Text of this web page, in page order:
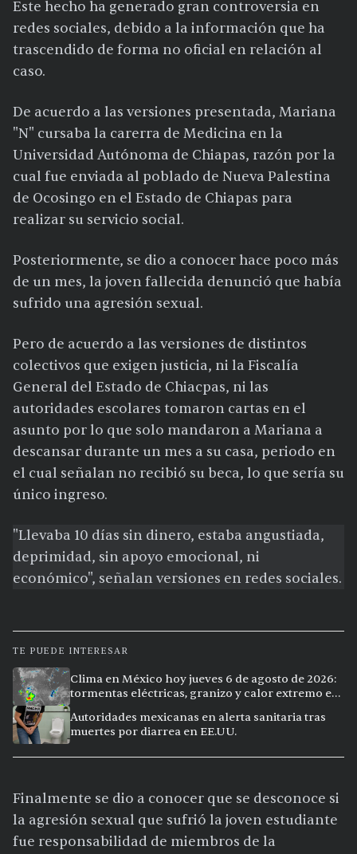
Este hecho ha generado gran controversia en
redes sociales, debido a la información que ha
trascendido de forma no oficial en relación al
caso.
De acuerdo a las versiones presentada, Mariana
"N" cursaba la carerra de Medicina en la
Universidad Autónoma de Chiapas, razón por la
cual fue enviada al poblado de Nueva Palestina
de Ocosingo en el Estado de Chiapas para
realizar su servicio social.
Posteriormente, se dio a conocer hace poco más
de un mes, la joven fallecida denunció que había
sufrido una agresión sexual.
Pero de acuerdo a las versiones de distintos
colectivos que exigen justicia, ni la Fiscalía
General del Estado de Chiacpas, ni las
autoridades escolares tomaron cartas en el
asunto por lo que solo mandaron a Mariana a
descansar durante un mes a su casa, periodo en
el cual señalan no recibió su beca, lo que sería su
único ingreso.
"Llevaba 10 días sin dinero, estaba angustiada,
deprimidad, sin apoyo emocional, ni
económico", señalan versiones en redes sociales.
TE PUEDE INTERESAR
Clima en México hoy jueves 6 de agosto de 2026:
tormentas eléctricas, granizo y calor extremo en
Autoridades mexicanas en alerta sanitaria tras
muertes por diarrea en EE.UU.
Finalmente se dio a conocer que se desconoce si
la agresión sexual que sufrió la joven estudiante
fue responsabilidad de miembros de la